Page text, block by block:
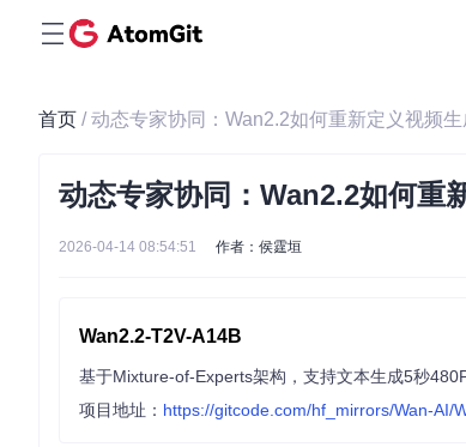
首页 / 动态专家协同：Wan2.2如何重新定义视频生
动态专家协同：Wan2.2如何重
2026-04-14 08:54:51 作者：侯霆垣
Wan2.2-T2V-A14B
项目地址： https://gitcode.com/hf_mirrors/Wan-AI/